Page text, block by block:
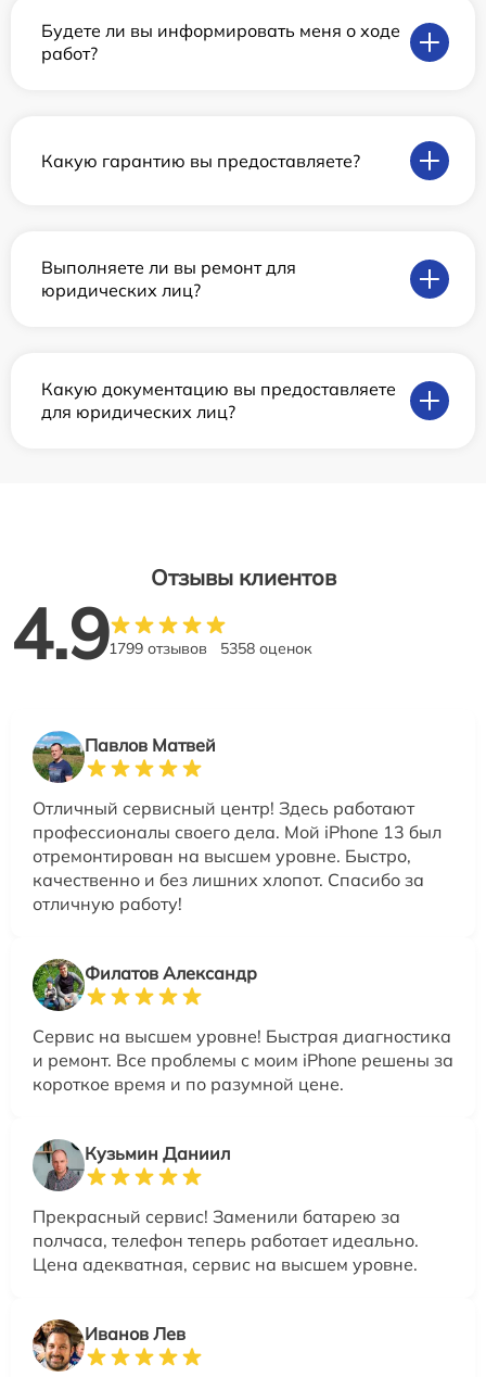
Будете ли вы информировать меня о ходе
работ?
Какую гарантию вы предоставляете?
Выполняете ли вы ремонт для
юридических лиц?
Какую документацию вы предоставляете
для юридических лиц?
Отзывы клиентов
4.91799 отзывов 5358 оценок
Павлов Матвей
Отличный сервисный центр! Здесь работают
профессионалы своего дела. Мой iPhone 13 был
отремонтирован на высшем уровне. Быстро,
качественно и без лишних хлопот. Спасибо за
отличную работу!
Филатов Александр
Сервис на высшем уровне! Быстрая диагностика
и ремонт. Все проблемы с моим iPhone решены за
короткое время и по разумной цене.
Кузьмин Даниил
Прекрасный сервис! Заменили батарею за
полчаса, телефон теперь работает идеально.
Цена адекватная, сервис на высшем уровне.
Иванов Лев